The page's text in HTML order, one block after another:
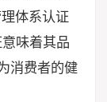
体系认证
味着其品
消费者的健